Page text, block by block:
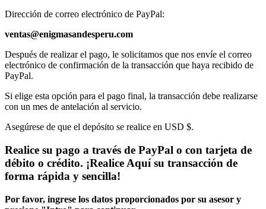
Dirección de correo electrónico de PayPal:
ventas@enigmasandesperu.com
Después de realizar el pago, le solicitamos que nos envíe el correo
electrónico de confirmación de la transacción que haya recibido de
PayPal.
Si elige esta opción para el pago final, la transacción debe realizarse
con un mes de antelación al servicio.
Asegúrese de que el depósito se realice en USD $.
Realice su pago a través de PayPal o con tarjeta de
débito o crédito. ¡Realice Aquí su transacción de
forma rápida y sencilla!
Por favor, ingrese los datos proporcionados por su asesor y